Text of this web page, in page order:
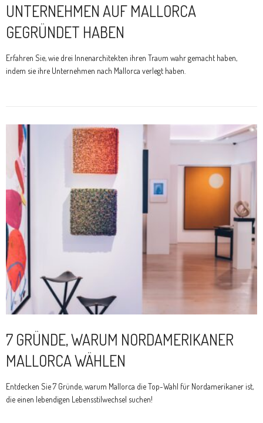
UNTERNEHMEN AUF MALLORCA
GEGRÜNDET HABEN
Erfahren Sie, wie drei Innenarchitekten ihren Traum wahr gemacht haben,
indem sie ihre Unternehmen nach Mallorca verlegt haben.
7 GRÜNDE, WARUM NORDAMERIKANER
MALLORCA WÄHLEN
Entdecken Sie 7 Gründe, warum Mallorca die Top-Wahl für Nordamerikaner ist,
die einen lebendigen Lebensstilwechsel suchen!